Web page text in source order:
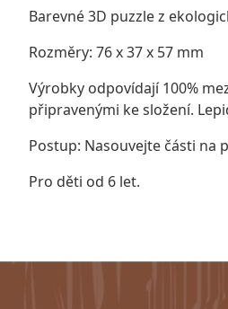
Barevné 3D puzzle z
Rozměry: 76 x 37 x 57 mm
Výrobky odpovídají 100%
připravenými ke složení.
Postup: Nasouvejte části na
Pro děti od 6 let.